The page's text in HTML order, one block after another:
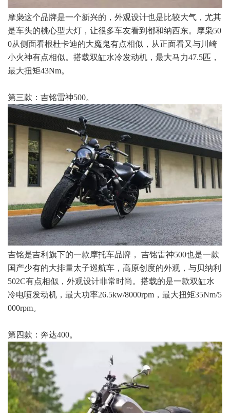
摩枭这个品牌是一个新兴的，外观设计也是比较大气，尤其
是车头的桃心型大灯，让很多车友看到都和纳西东。摩枭50
0从侧面看根杜卡迪的大魔鬼有点相似，从正面看又与川崎
小火神有点相似。搭载双缸水冷发动机，最大马力47.5匹，
最大扭矩43Nm。
第三款：吉铭雷神500。
吉铭是吉利旗下的一款摩托车品牌， 吉铭雷神500也是一款
国产少有的大排量太子巡航车，高原创度的外观，与贝纳利
502C有点相似，外观设计非常时尚。搭载的是一款双缸水
冷电喷发动机，最大功率26.5kw/8000rpm，最大扭矩35Nm/5
000rpm。
第四款：奔达400。